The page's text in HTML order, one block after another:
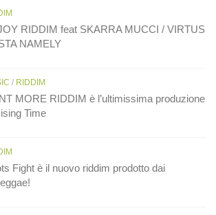
RIDDIM feat SKARRA MUCCI / VIRTUS
NAMELY
/ RIDDIM
MORE RIDDIM è l’ultimissima produzione
Time
Fight è il nuovo riddim prodotto dai